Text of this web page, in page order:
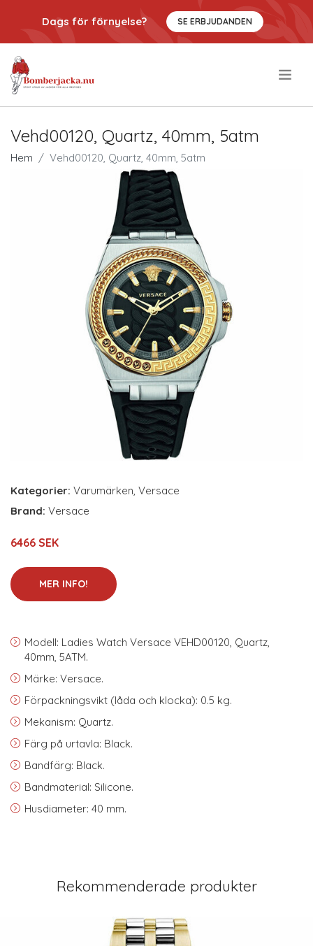
Dags för förnyelse? SE ERBJUDANDEN
Vehd00120, Quartz, 40mm, 5atm
Hem Vehd00120, Quartz, 40mm, 5atm
Kategorier: Varumärken, Versace
Brand: Versace
6466 SEK
MER INFO!
Modell: Ladies Watch Versace VEHD00120, Quartz,
40mm, 5ATM.
Märke: Versace.
Förpackningsvikt (låda och klocka): 0.5 kg.
Mekanism: Quartz.
Färg på urtavla: Black.
Bandfärg: Black.
Bandmaterial: Silicone.
Husdiameter: 40 mm.
Rekommenderade produkter